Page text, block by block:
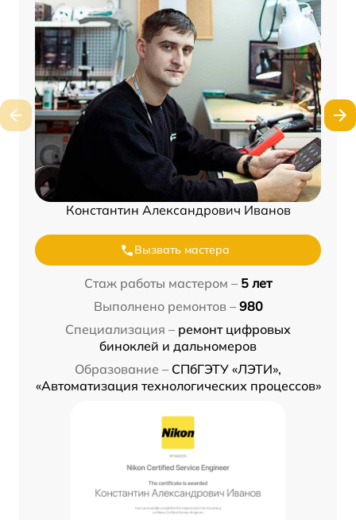
Константин Александрович Иванов
Вызвать мастера
Стаж работы мастером – 5 лет
Выполнено ремонтов – 980
Специализация – ремонт цифровых
биноклей и дальномеров
Образование – СПбГЭТУ «ЛЭТИ»,
«Автоматизация технологических процессов»